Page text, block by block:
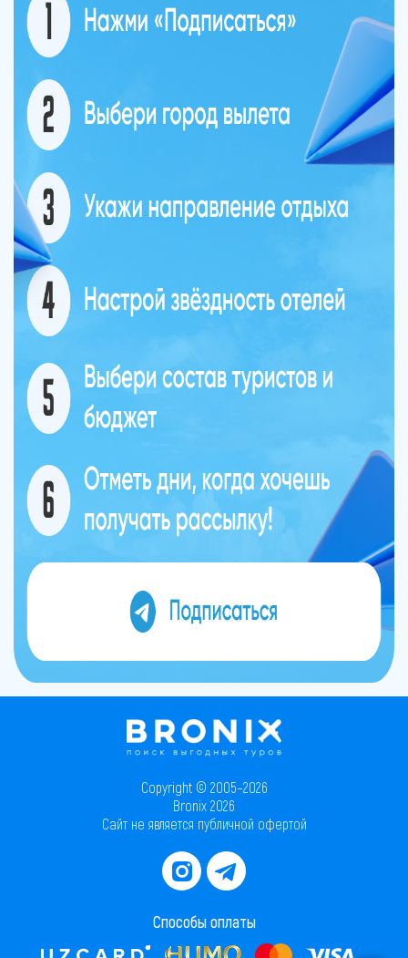
Copyright © 2005–2026
Bronix 2026
Сайт не является публичной офертой
Способы оплаты